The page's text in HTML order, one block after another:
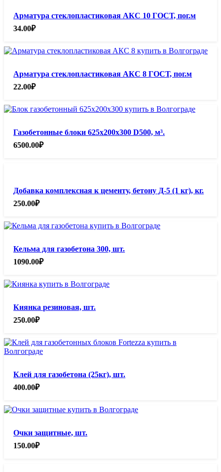
Арматура стеклопластиковая АКС 10 ГОСТ, пог.м
34.00₽
Арматура стеклопластиковая АКС 8 ГОСТ, пог.м
22.00₽
Газобетонные блоки 625х200х300 D500, м³.
6500.00₽
Добавка комплексная к цементу, бетону Д-5 (1 кг), кг.
250.00₽
Кельма для газобетона 300, шт.
1090.00₽
Киянка резиновая, шт.
250.00₽
Клей для газобетона (25кг), шт.
400.00₽
Очки защитные, шт.
150.00₽